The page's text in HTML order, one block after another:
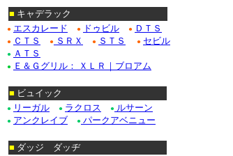
■ キャデラック
● エスカレード ● ドゥビル ● ＤＴＳ
● ＣＴＳ ● ＳＲＸ ● ＳＴＳ ● セビル
● ＡＴＳ
● Ｅ＆Ｇグリル： ＸＬＲ｜ブロアム
■ ビュイック
● リーガル ● ラクロス ● ルサーン
● アンクレイブ ● パークアベニュー
■ ダッジ ダッヂ